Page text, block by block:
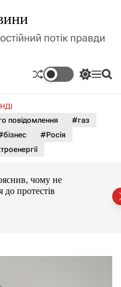
потік правди
П
м
г
М П
повідомлення
#газ
#Росія
чому не
до протестів